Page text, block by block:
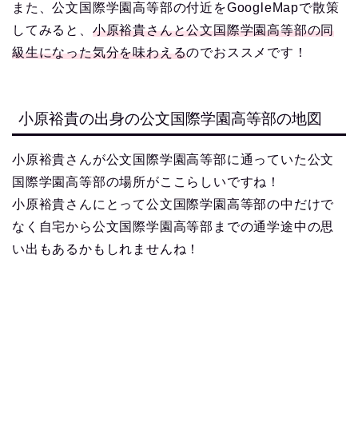
また、公文国際学園高等部の付近をGoogleMapで散策
してみると、 小原裕貴さんと公文国際学園高等部の同
級生になった気分を味わえるのでおススメです！
小原裕貴の出身の公文国際学園高等部の地図
小原裕貴さんが公文国際学園高等部に通っていた公文
国際学園高等部の場所がここらしいですね！
小原裕貴さんにとって公文国際学園高等部の中だけで
なく自宅から公文国際学園高等部までの通学途中の思
い出もあるかもしれませんね！